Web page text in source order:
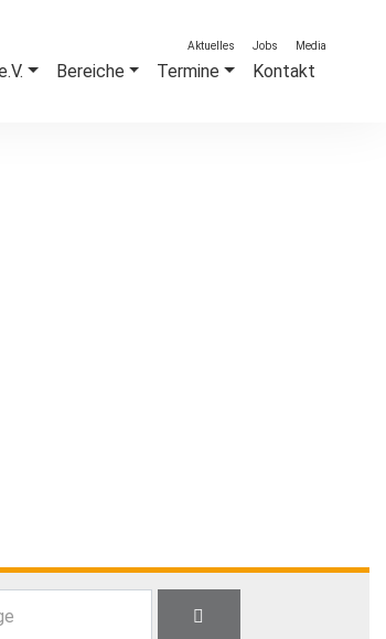
Aktuelles Jobs Media
Bereiche Termine Kontakt